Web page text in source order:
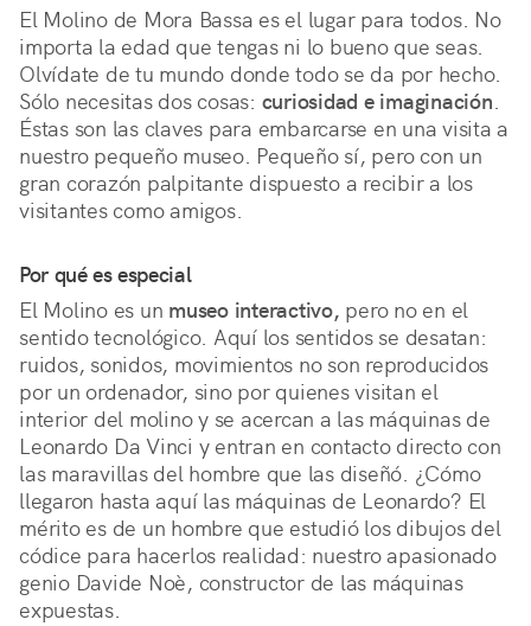
El Molino de Mora Bassa es el lugar para todos. No
importa la edad que tengas ni lo bueno que seas.
Olvídate de tu mundo donde todo se da por hecho.
Sólo necesitas dos cosas: curiosidad e imaginación.
Éstas son las claves para embarcarse en una visita a
nuestro pequeño museo. Pequeño sí, pero con un
gran corazón palpitante dispuesto a recibir a los
Por qué es especial
El Molino es un museo interactivo, pero no en el
sentido tecnológico. Aquí los sentidos se desatan:
ruidos, sonidos, movimientos no son reproducidos
por un ordenador, sino por quienes visitan el
interior del molino y se acercan a las máquinas de
Leonardo Da Vinci y entran en contacto directo con
las maravillas del hombre que las diseñó. ¿Cómo
llegaron hasta aquí las máquinas de Leonardo? El
mérito es de un hombre que estudió los dibujos del
códice para hacerlos realidad: nuestro apasionado
genio Davide Noè, constructor de las máquinas
expuestas.